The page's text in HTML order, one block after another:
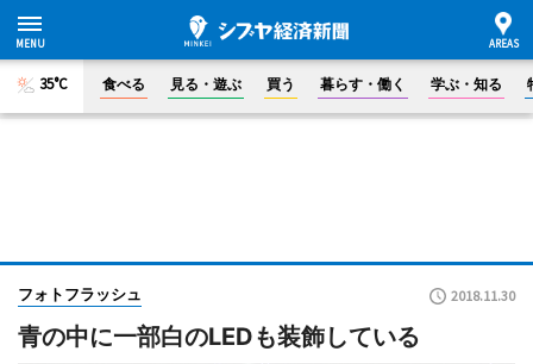
35°C 食べる 見る・遊ぶ 買う 暮らす・働く 学ぶ・知る
フォトフラッシュ 2018.11.30
青の中に一部白のLEDも装飾している